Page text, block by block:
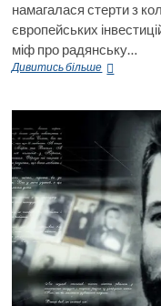
намагалася стерти з
європейських
міф про радянську…
Дивитись більшеІноземні
Донеччини
наприкінці
ХІХ
–
початку
ХХ
ст.